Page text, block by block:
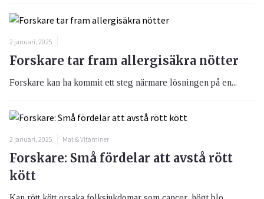
2 januari, 2025
Forskare tar fram allergisäkra nötter
Forskare kan ha kommit ett steg närmare lösningen på en...
2 januari, 2025 Mat & Vitaminer
Forskare: Små fördelar att avstå rött
kött